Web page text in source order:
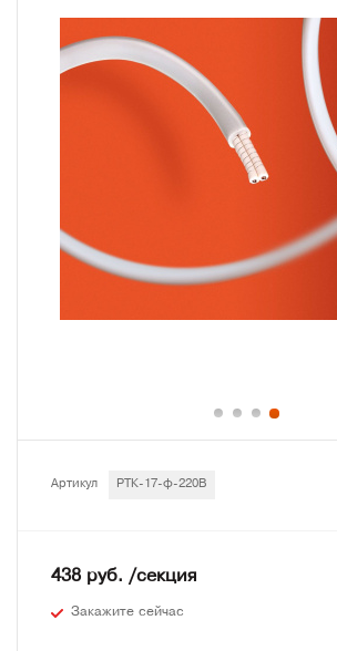
Артикул РТК-17-ф-220В
438 руб. /секция
Закажите сейчас